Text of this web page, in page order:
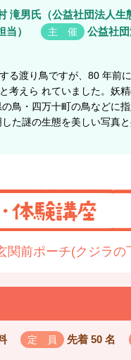
滝男氏（公益社団法人
）
主 催
公益社
る渡り鳥ですが、80 年前
考えら れていました。妖
鳥・四万十町の鳥などに
た謎の生態を美しい写真と
関前ポーチ(クジラの
定 員 先着 50 名